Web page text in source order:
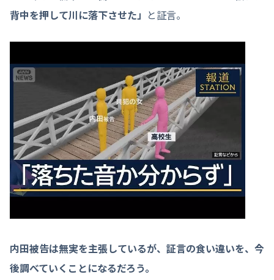
背中を押して川に落下させた」 と証言。
内田被告は無実を主張しているが、証言の食い違いを、今
後調べていくことになるだろう。